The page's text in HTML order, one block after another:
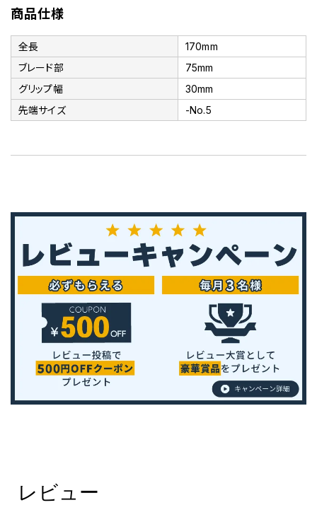
商品仕様
全長
170mm
ブレード部
75mm
グリップ幅
30mm
先端サイズ
-No.5
レビュー